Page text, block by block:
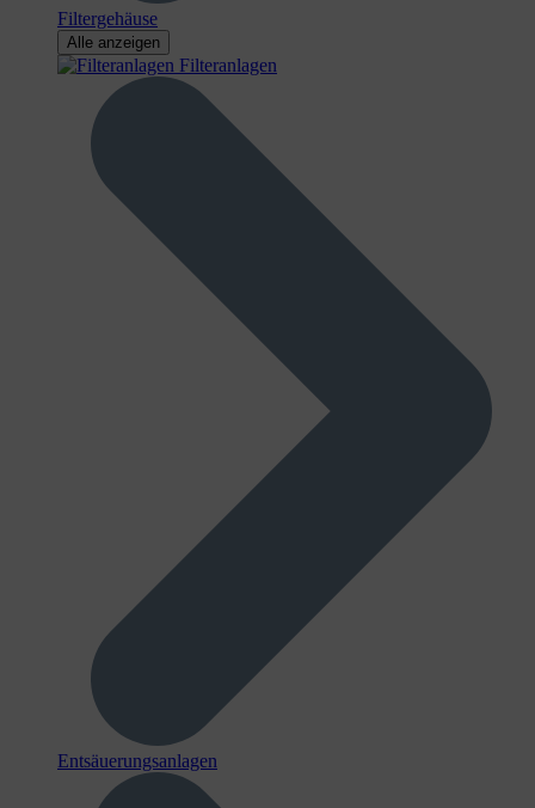
Filtergehäuse
Alle anzeigen
Filteranlagen
Entsäuerungsanlagen